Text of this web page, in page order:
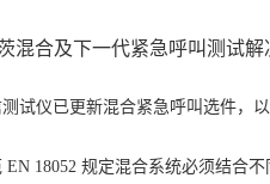
试仪已更新混合紧急呼叫选件，以
EN 18052 规定混合系统必须结合